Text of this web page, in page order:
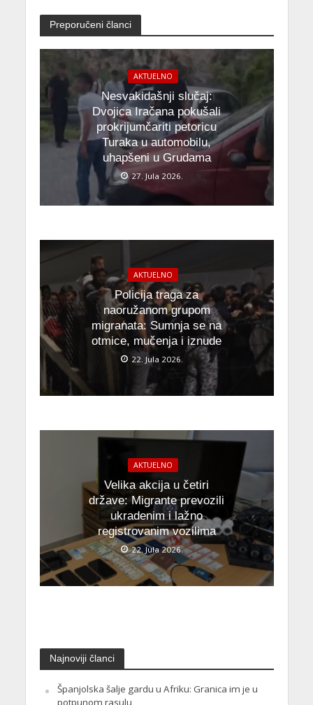
Preporučeni članci
AKTUELNO
Nesvakidašnji slučaj:
Dvojica Iračana pokušali
prokrijumčariti petoricu
Turaka u automobilu,
uhapšeni u Grudama
27. Jula 2026.
AKTUELNO
Policija traga za
naoružanom grupom
migranata: Sumnja se na
otmice, mučenja i iznude
22. Jula 2026.
AKTUELNO
Velika akcija u četiri
države: Migrante prevozili
ukradenim i lažno
registrovanim vozilima
22. Jula 2026.
Najnoviji članci
Španjolska šalje gardu u Afriku: Granica im je u
potpunom rasulu